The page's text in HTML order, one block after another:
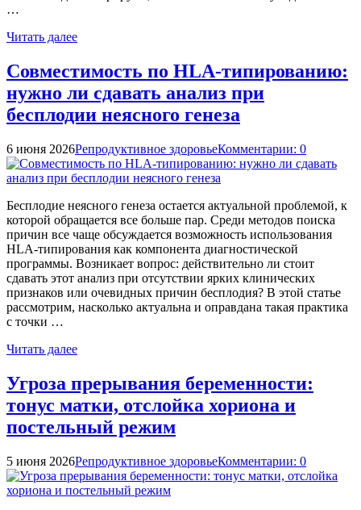
…
Читать далее
Совместимость по HLA-типированию:
нужно ли сдавать анализ при
бесплодии неясного генеза
6 июня 2026Репродуктивное здоровьеКомментарии: 0
Бесплодие неясного генеза остается актуальной проблемой, к
которой обращается все больше пар. Среди методов поиска
причин все чаще обсуждается возможность использования
HLA-типирования как компонента диагностической
программы. Возникает вопрос: действительно ли стоит
сдавать этот анализ при отсутствии ярких клинических
признаков или очевидных причин бесплодия? В этой статье
рассмотрим, насколько актуальна и оправдана такая практика
с точки …
Читать далее
Угроза прерывания беременности:
тонус матки, отслойка хориона и
постельный режим
5 июня 2026Репродуктивное здоровьеКомментарии: 0